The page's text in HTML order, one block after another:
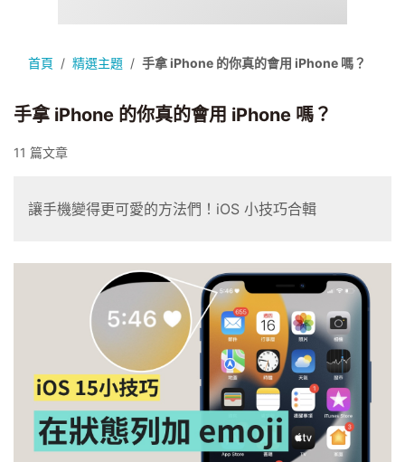
首頁 精選主題 手拿 iPhone 的你真的會用 iPhone 嗎？
手拿 iPhone 的你真的會用 iPhone 嗎？
11 篇文章
讓手機變得更可愛的方法們！iOS 小技巧合輯